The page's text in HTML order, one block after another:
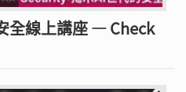
全線上講座 — Check